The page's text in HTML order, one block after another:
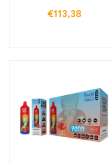
€113,38